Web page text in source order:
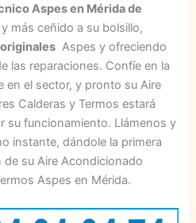
Aspes en Mérida de
más ceñido a su bolsillo,
Aspes y ofreciendo
las reparaciones. Confíe en la
en el sector, y pronto su Aire
Calderas y Termos estará
su funcionamiento. Llámenos y
instante, dándole la primera
de su Aire Acondicionado
Aspes en Mérida.